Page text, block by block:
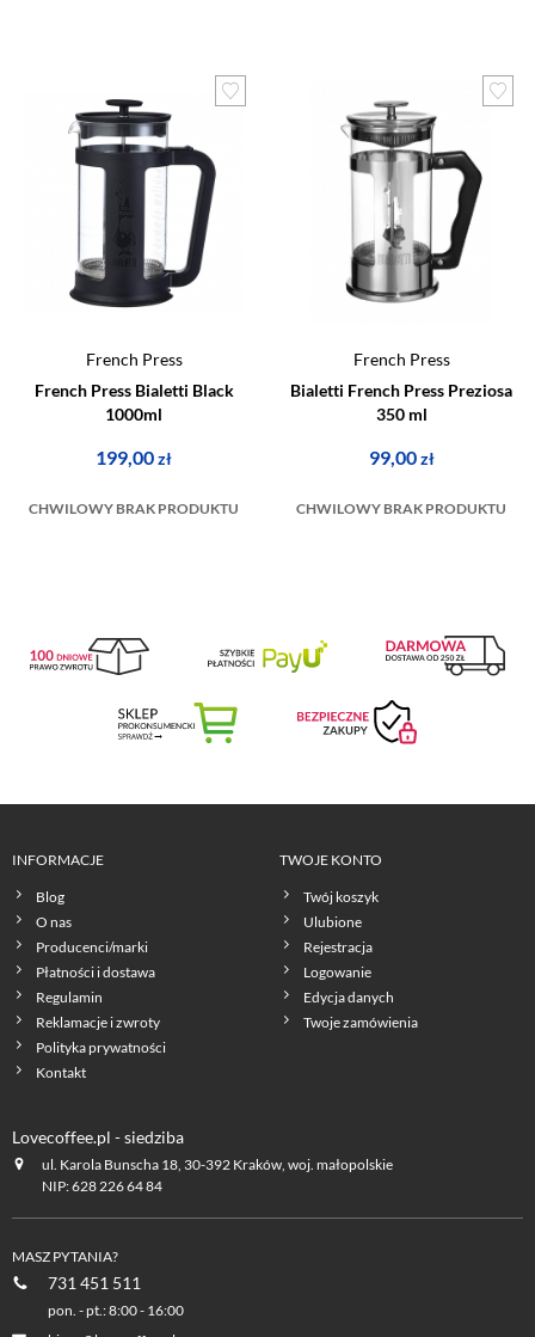
French Press
French Press Bialetti Black
1000ml
199,00zł
CHWILOWY BRAK PRODUKTU
French Press
Bialetti French Press Preziosa
350 ml
99,00zł
CHWILOWY BRAK PRODUKTU
INFORMACJE
Blog
O nas
Producenci/marki
Płatności i dostawa
Regulamin
Reklamacje i zwroty
Polityka prywatności
Kontakt
TWOJE KONTO
Twój koszyk
Ulubione
Rejestracja
Logowanie
Edycja danych
Twoje zamówienia
Lovecoffee.pl - siedziba
ul. Karola Bunscha 18, 30-392 Kraków, woj. małopolskie
NIP: 628 226 64 84
MASZ PYTANIA?
731 451 511
pon. - pt.: 8:00 - 16:00